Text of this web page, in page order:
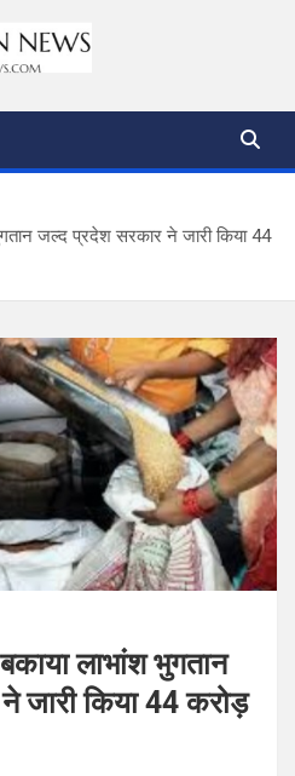
जल्द प्रदेश सरकार ने जारी किया 44
लाभांश भुगतान
जारी किया 44 करोड़